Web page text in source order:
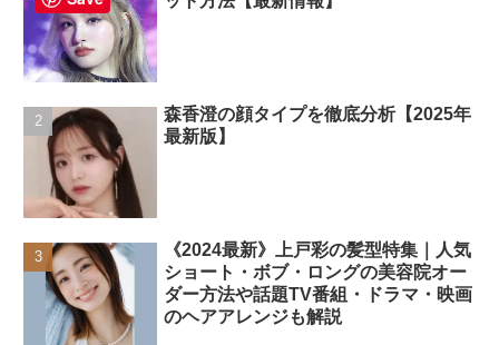
森香澄の顔タイプを徹底分析【2025年
最新版】
《2024最新》上戸彩の髪型特集｜人気
ショート・ボブ・ロングの美容院オー
ダー方法や話題TV番組・ドラマ・映画
のヘアアレンジも解説